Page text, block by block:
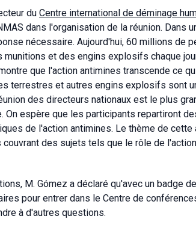
du Centre international de déminage
dans l'organisation de la réunion. Dans
nécessaire. Aujourd'hui, 60 millions de
et des engins explosifs chaque
que l'action antimines transcende ce
terrestres et autres engins explosifs sont
des directeurs nationaux est le plus
On espère que les participants repartiront
de l'action antimines. Le thème de
des sujets tels que le rôle de
M. Gómez a déclaré qu'avec un badge
pour entrer dans le Centre de
à d'autres questions.